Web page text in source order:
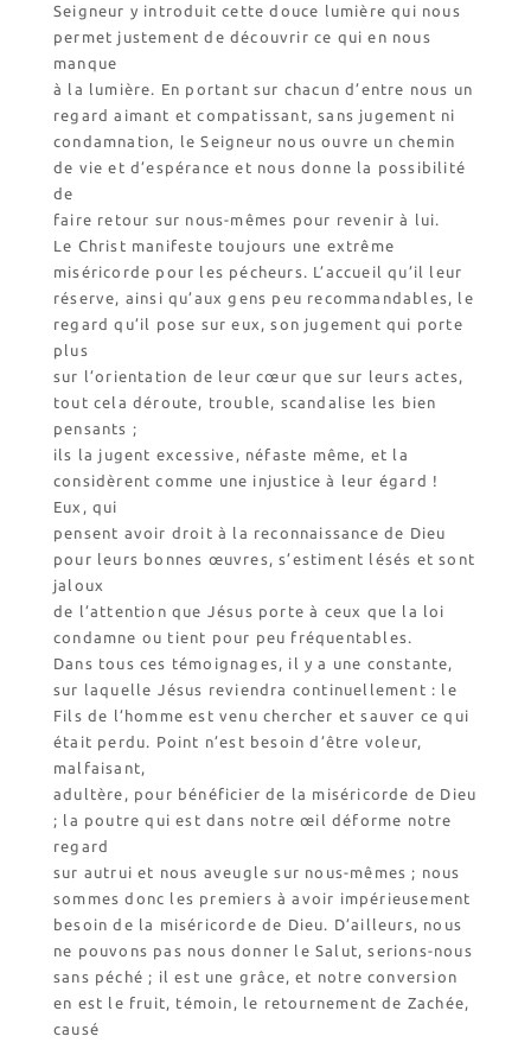
Seigneur y introduit cette douce lumière qui nous
permet justement de découvrir ce qui en nous
manque
à la lumière. En portant sur chacun d’entre nous un
regard aimant et compatissant, sans jugement ni
condamnation, le Seigneur nous ouvre un chemin
de vie et d’espérance et nous donne la possibilité
de
faire retour sur nous-mêmes pour revenir à lui.
Le Christ manifeste toujours une extrême
miséricorde pour les pécheurs. L’accueil qu’il leur
réserve, ainsi qu’aux gens peu recommandables, le
regard qu’il pose sur eux, son jugement qui porte
plus
sur l’orientation de leur cœur que sur leurs actes,
tout cela déroute, trouble, scandalise les bien
pensants ;
ils la jugent excessive, néfaste même, et la
considèrent comme une injustice à leur égard !
Eux, qui
pensent avoir droit à la reconnaissance de Dieu
pour leurs bonnes œuvres, s’estiment lésés et sont
jaloux
de l’attention que Jésus porte à ceux que la loi
condamne ou tient pour peu fréquentables.
Dans tous ces témoignages, il y a une constante,
sur laquelle Jésus reviendra continuellement : le
Fils de l’homme est venu chercher et sauver ce qui
était perdu. Point n’est besoin d’être voleur,
malfaisant,
adultère, pour bénéficier de la miséricorde de Dieu
; la poutre qui est dans notre œil déforme notre
regard
sur autrui et nous aveugle sur nous-mêmes ; nous
sommes donc les premiers à avoir impérieusement
besoin de la miséricorde de Dieu. D’ailleurs, nous
ne pouvons pas nous donner le Salut, serions-nous
sans péché ; il est une grâce, et notre conversion
en est le fruit, témoin, le retournement de Zachée,
causé